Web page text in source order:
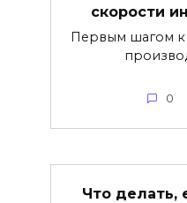
скорости
Первым шагом к
0
Что делать,